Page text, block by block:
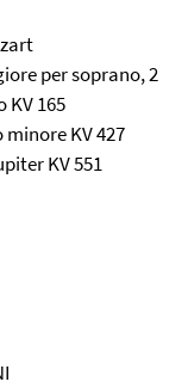
per soprano, 2
KV 165
KV 427
KV 551